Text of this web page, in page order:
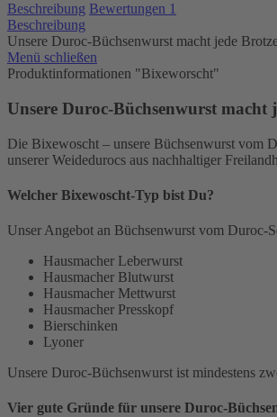
Beschreibung Bewertungen 1
Beschreibung
Unsere Duroc-Büchsenwurst macht jede
Menü schließen
Produktinformationen "Bixeworscht"
Unsere Duroc-Büchsenwurst macht
Die Bixewoscht – unsere Büchsenwurst vom
unserer Weidedurocs aus nachhaltiger
Welcher Bixewoscht-Typ bist Du?
Unser Angebot an Büchsenwurst vom Duroc-
Hausmacher Leberwurst
Hausmacher Blutwurst
Hausmacher Mettwurst
Hausmacher Presskopf
Bierschinken
Lyoner
Unsere Duroc-Büchsenwurst ist mindestens
Vier gute Gründe für unsere Duroc-